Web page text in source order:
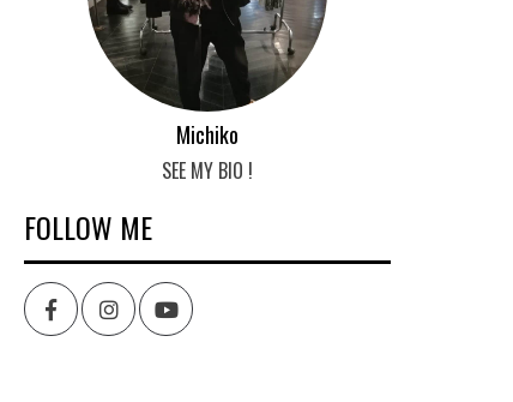
Michiko
SEE MY BIO !
FOLLOW ME
FacebookInstagramyoutube